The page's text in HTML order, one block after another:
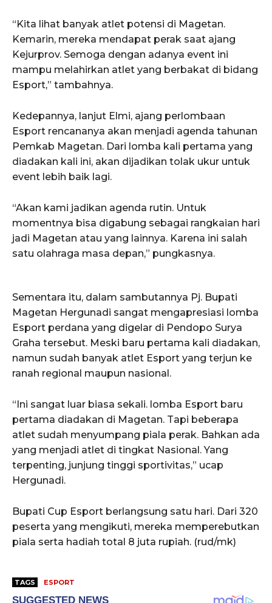
“Kita lihat banyak atlet potensi di Magetan.
Kemarin, mereka mendapat perak saat ajang
Kejurprov. Semoga dengan adanya event ini
mampu melahirkan atlet yang berbakat di bidang
Esport,” tambahnya.
Kedepannya, lanjut Elmi, ajang perlombaan
Esport rencananya akan menjadi agenda tahunan
Pemkab Magetan. Dari lomba kali pertama yang
diadakan kali ini, akan dijadikan tolak ukur untuk
event lebih baik lagi.
“Akan kami jadikan agenda rutin. Untuk
momentnya bisa digabung sebagai rangkaian hari
jadi Magetan atau yang lainnya. Karena ini salah
satu olahraga masa depan,” pungkasnya.
Sementara itu, dalam sambutannya Pj. Bupati
Magetan Hergunadi sangat mengapresiasi lomba
Esport perdana yang digelar di Pendopo Surya
Graha tersebut. Meski baru pertama kali diadakan,
namun sudah banyak atlet Esport yang terjun ke
ranah regional maupun nasional.
“Ini sangat luar biasa sekali. lomba Esport baru
pertama diadakan di Magetan. Tapi beberapa
atlet sudah menyumpang piala perak. Bahkan ada
yang menjadi atlet di tingkat Nasional. Yang
terpenting, junjung tinggi sportivitas,” ucap
Hergunadi.
Bupati Cup Esport berlangsung satu hari. Dari 320
peserta yang mengikuti, mereka memperebutkan
piala serta hadiah total 8 juta rupiah. (rud/mk)
TAGS ESPORT